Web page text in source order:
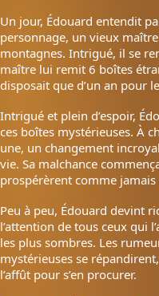
Un jour, Édouard entendit
personnage, un vieux
montagnes. Intrigué, il se
maître lui remit 6 boîtes
disposait que d’un an pour
Intrigué et plein d’espoir,
ces boîtes mystérieuses. À
une, un changement
vie. Sa malchance
prospérèrent comme jamais
Peu à peu, Édouard devint
l’attention de tous ceux qui
les plus sombres. Les
mystérieuses se
l’affût pour s’en procurer.